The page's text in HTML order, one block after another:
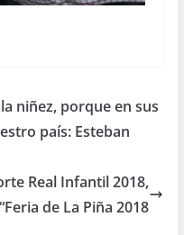
niñez, porque en sus
país: Esteban
Real Infantil 2018,
de La Piña 2018